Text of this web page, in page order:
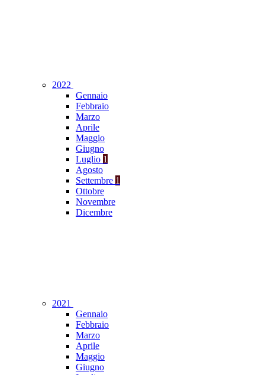
2022
Gennaio
Febbraio
Marzo
Aprile
Maggio
Giugno
Luglio 1
Agosto
Settembre 1
Ottobre
Novembre
Dicembre
2021
Gennaio
Febbraio
Marzo
Aprile
Maggio
Giugno